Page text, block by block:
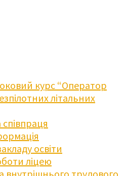
курс “Оператор
літальних
освіти
ліцею